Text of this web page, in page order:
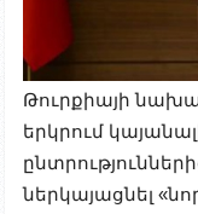
Թուրքիայի
երկրում
ներկայացնել